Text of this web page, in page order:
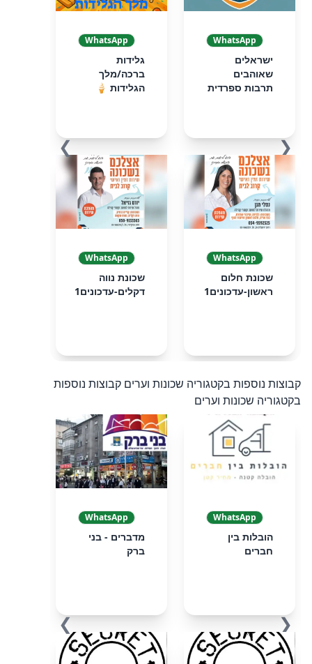
❮
WhatsApp
ישראלים
שאוהבים
תרבות ספרדית
WhatsApp
גלידות
ברכה/מלך
הגלידות 🍦
WhatsApp
שכונת חלום
ראשון-עדכונים1
WhatsApp
שכונת נווה
דקלים-עדכונים1
❯
קבוצות נוספות בקטגוריה שכונות וערים קבוצות נוספות
בקטגוריה שכונות וערים
❮
WhatsApp
הובלות בין
חברים
WhatsApp
מדברים - בני
ברק
❯